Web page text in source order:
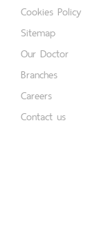
Cookies Policy
Sitemap
Our Doctor
Branches
Careers
Contact us